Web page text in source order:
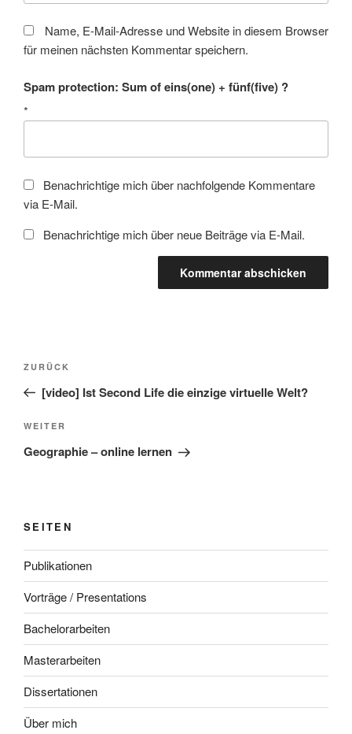
Name, E-Mail-Adresse und Website in diesem Browser
für meinen nächsten Kommentar speichern.
Spam protection: Sum of eins(one) + fünf(five) ?
*
Benachrichtige mich über nachfolgende Kommentare
via E-Mail.
Benachrichtige mich über neue Beiträge via E-Mail.
Beitragsnavigation
Vorheriger
Beitrag
ZURÜCK
[video] Ist Second Life die einzige virtuelle Welt?
Nächster
Beitrag
WEITER
Geographie – online lernen
SEITEN
Publikationen
Vorträge / Presentations
Bachelorarbeiten
Masterarbeiten
Dissertationen
Über mich